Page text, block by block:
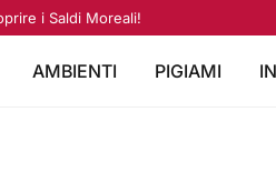
i Saldi Moreali!
AMBIENTI PIGIAMI